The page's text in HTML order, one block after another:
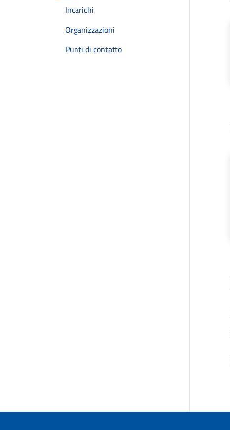
Incarichi
Organizzazioni
Punti di contatto